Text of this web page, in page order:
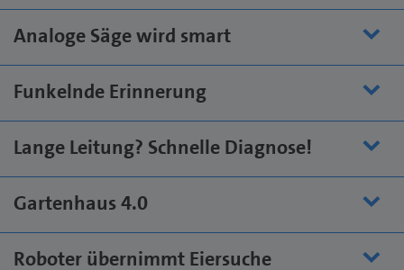
Analoge Säge wird smart
Funkelnde Erinnerung
Lange Leitung? Schnelle Diagnose!
Gartenhaus 4.0
Roboter übernimmt Eiersuche